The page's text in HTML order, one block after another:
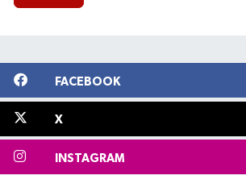
FACEBOOK
X
INSTAGRAM